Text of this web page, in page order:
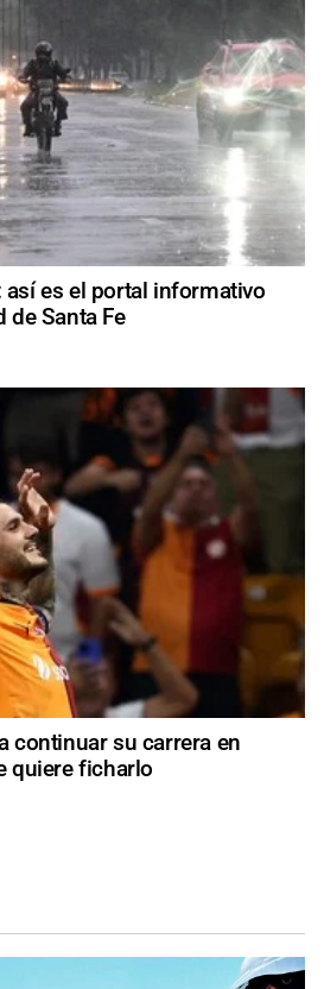
así es el portal informativo
de Santa Fe
continuar su carrera en
quiere ficharlo